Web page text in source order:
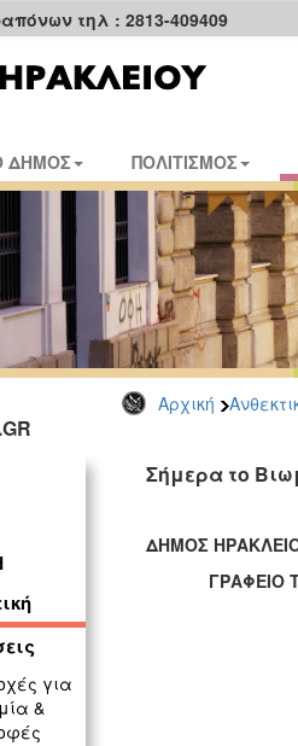
τηλ : 2813-409409
ΔΗΜΟΣ ΠΟΛΙΤΙΣΜΟΣ
Αρχική
για
&
Σήμερα το
ΔΗΜΟΣ
ΓΡΑΦΕΙΟ